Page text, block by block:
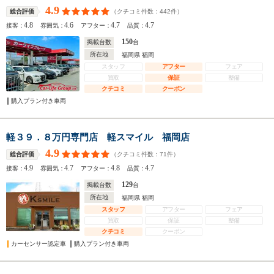
総合評価 4.9 （クチコミ件数： 442件）
接客：4.8 雰囲気：4.6 アフター：4.7 品質：4.7
掲載台数 150台
所在地
福岡県 福岡
スタッフ
アフター
フェア
買取
保証
整備
クチコミ
クーポン
購入プラン付き車両
軽３９．８万円専門店 軽スマイル 福岡店
総合評価 4.9 （クチコミ件数： 71件）
接客：4.9 雰囲気：4.7 アフター：4.8 品質：4.7
掲載台数 129台
所在地
福岡県 福岡
スタッフ
アフター
フェア
買取
保証
整備
クチコミ
クーポン
カーセンサー認定車
購入プラン付き車両